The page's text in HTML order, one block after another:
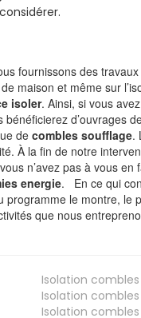
fournissons des
maison et même sur
isoler. Ainsi, si vous
d’ouvrages
decombles soufflage.
À la fin de notre
n’avez pas à vous en
energie. En ce qui
programme le montre, le
que nous
Isolation combles
Isolation combles
Isolation combles